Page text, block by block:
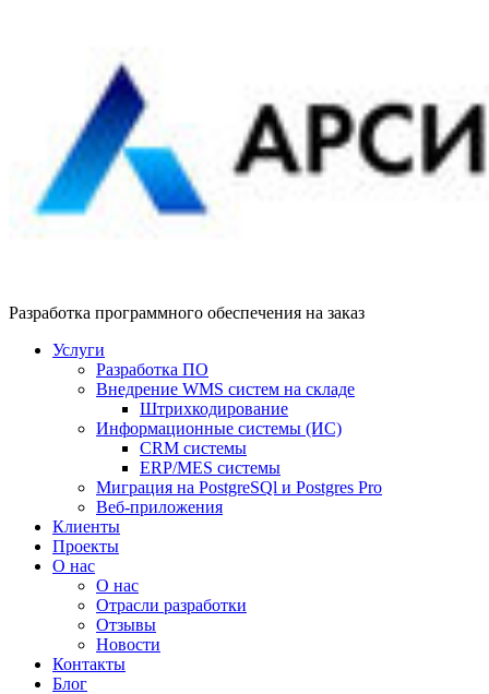
Разработка программного обеспечения на заказ
Услуги
Разработка ПО
Внедрение WMS систем на складе
Штрихкодирование
Информационные системы (ИС)
CRM системы
ERP/MES системы
Миграция на PostgreSQl и Postgres Pro
Веб-приложения
Клиенты
Проекты
О нас
О нас
Отрасли разработки
Отзывы
Новости
Контакты
Блог